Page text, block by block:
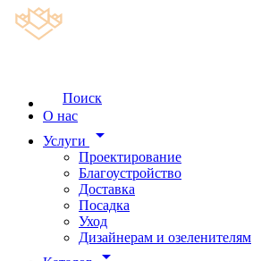
Поиск
О нас
Услуги
arrow_drop_down
Проектирование
Благоустройство
Доставка
Посадка
Уход
Дизайнерам и озеленителям
arrow_drop_down